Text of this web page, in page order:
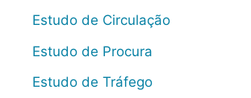
Estudo de Circulação
Estudo de Procura
Estudo de Tráfego